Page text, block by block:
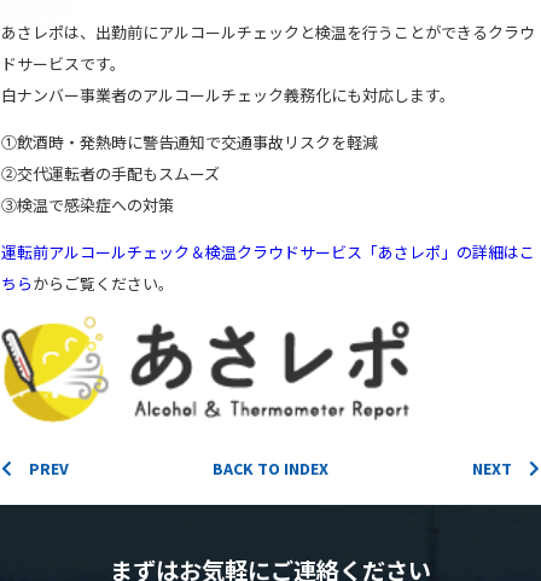
あさレポは、出勤前にアルコールチェックと検温を行うことができるクラウ
ドサービスです。
白ナンバー事業者のアルコールチェック義務化にも対応します。
①飲酒時・発熱時に警告通知で交通事故リスクを軽減
②交代運転者の手配もスムーズ
③検温で感染症への対策
運転前アルコールチェック＆検温クラウドサービス「あさレポ」の詳細はこ
ちらからご覧ください。
PREV BACK TO INDEX NEXT
まずはお気軽にご連絡ください
Cookie の確認と管理
プライバシー情報
プライバシー情報
ザに保存された情報が取得されることがあります。情報の主な保存先は
は通常ありませんが、Web サイトのパーソナライズに使われることはあり